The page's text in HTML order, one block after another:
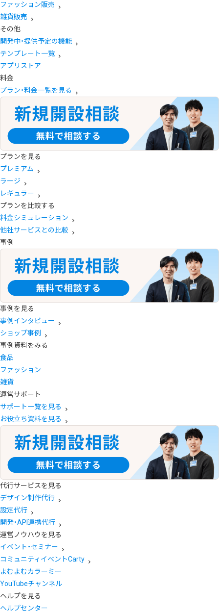
ファッション販売
雑貨販売
その他
開発中・提供予定の機能
テンプレート一覧
アプリストア
料金
プラン・料金一覧を見る
プランを見る
プレミアム
ラージ
レギュラー
プランを比較する
料金シミュレーション
他社サービスとの比較
事例
事例を見る
事例インタビュー
ショップ事例
事例資料をみる
食品
ファッション
雑貨
運営サポート
サポート一覧を見る
お役立ち資料を見る
代行サービスを見る
デザイン制作代行
設定代行
開発・API連携代行
運営ノウハウを見る
イベント・セミナー
コミュニティイベントCarty
よむよむカラーミー
YouTubeチャンネル
ヘルプを見る
ヘルプセンター